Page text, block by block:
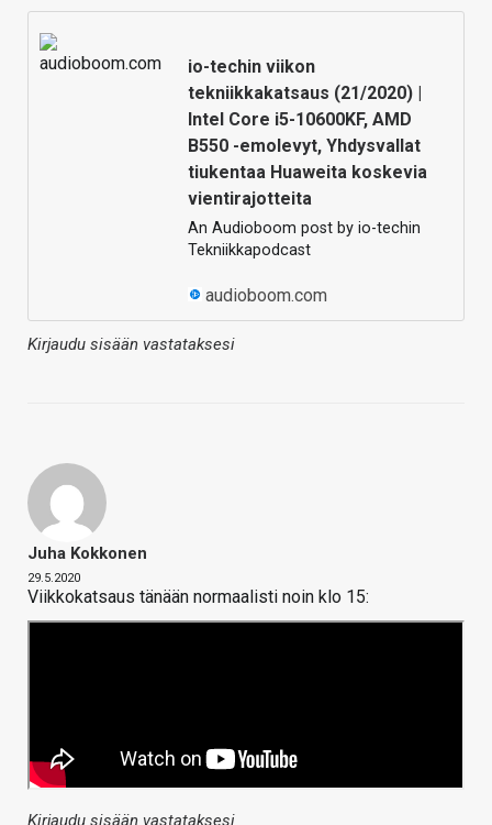
io-techin viikon
tekniikkakatsaus (21/2020) |
Intel Core i5-10600KF, AMD
B550 -emolevyt, Yhdysvallat
tiukentaa Huaweita koskevia
vientirajotteita
An Audioboom post by io-techin
Tekniikkapodcast
audioboom.com
Kirjaudu sisään vastataksesi
Juha Kokkonen
29.5.2020
Viikkokatsaus tänään normaalisti noin klo 15:
Kirjaudu sisään vastataksesi